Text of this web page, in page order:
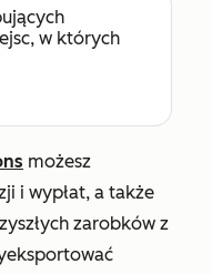
w których
możesz
i wypłat, a także
zarobków z